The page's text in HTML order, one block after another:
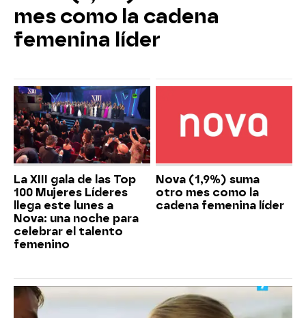
mes como la cadena
femenina líder
La XIII gala de las Top
100 Mujeres Líderes
llega este lunes a
Nova: una noche para
celebrar el talento
femenino
Nova (1,9%) suma
otro mes como la
cadena femenina líder